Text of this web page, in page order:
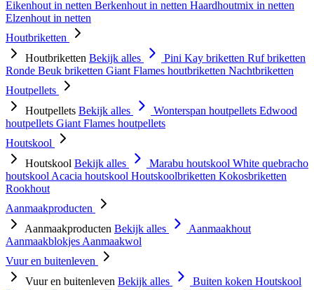
Eikenhout in netten Berkenhout in netten Haardhoutmix in netten
Elzenhout in netten
Houtbriketten
Houtbriketten Bekijk alles Pini Kay briketten Ruf briketten
Ronde Beuk briketten Giant Flames houtbriketten Nachtbriketten
Houtpellets
Houtpellets Bekijk alles Wonterspan houtpellets Edwood
houtpellets Giant Flames houtpellets
Houtskool
Houtskool Bekijk alles Marabu houtskool White quebracho
houtskool Acacia houtskool Houtskoolbriketten Kokosbriketten
Rookhout
Aanmaakproducten
Aanmaakproducten Bekijk alles
Aanmaakhout
Aanmaakblokjes Aanmaakwol
Vuur en buitenleven
Vuur en buitenleven Bekijk alles Buiten koken Houtskool